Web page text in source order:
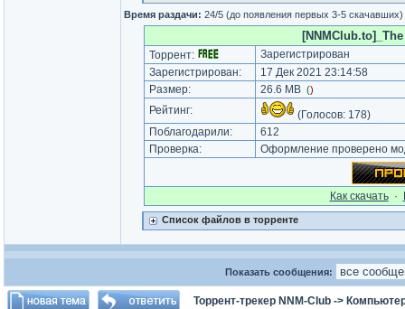
Время раздачи: 24/5 (до появления первых 3-5 скачавших)
Торрент:
Зарегистрирован
Зарегистрирован:
17 Дек 2021 23:14:58
Размер:
26.6 MB ()
Рейтинг: (Голосов: 178)
Поблагодарили:
612
Проверка:
Оформление проверено
Как cкачать·
Список файлов в торренте
Показать сообщения:
Торрент-трекер NNM-Club ->